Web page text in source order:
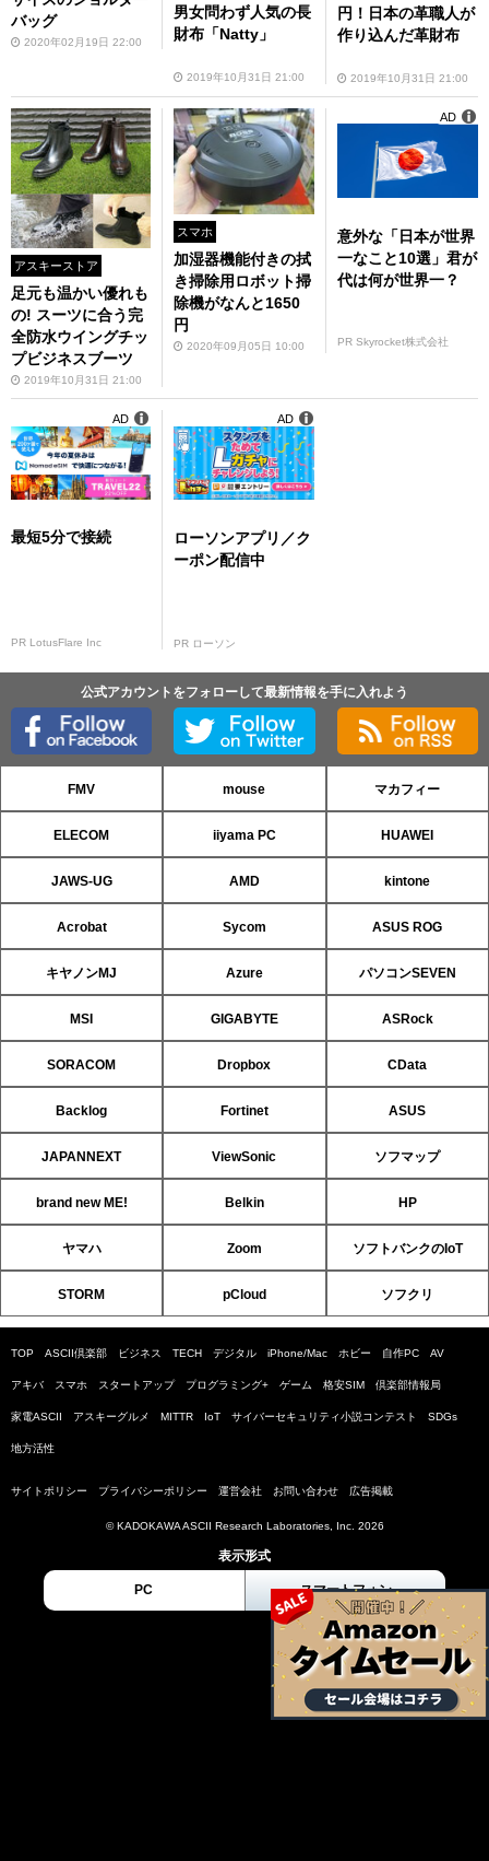
バッグ
2020年02月19日 22:00
男女問わず人気の長
財布「Natty」
2019年10月31日 21:00
円！日本の革職人が
作り込んだ革財布
2019年10月31日 21:00
アスキーストア
足元も温かい優れも
の! スーツに合う完
全防水ウイングチッ
プビジネスブーツ
2019年10月31日 21:00
スマホ
加湿器機能付きの拭
き掃除用ロボット掃
除機がなんと1650
円
2020年09月05日 10:00
意外な「日本が世界
一なこと10選」君が
代は何が世界一？
PR Skyrocket株式会社
AD
最短5分で接続
PR LotusFlare Inc
AD
ローソンアプリ／ク
ーポン配信中
PR ローソン
AD
公式アカウントをフォローして最新情報を手に入れよう
FMV mouse マカフィー
ELECOM iiyama PC HUAWEI
JAWS-UG AMD kintone
Acrobat Sycom ASUS ROG
キヤノンMJ Azure パソコンSEVEN
MSI GIGABYTE ASRock
SORACOM Dropbox CData
Backlog Fortinet ASUS
JAPANNEXT ViewSonic ソフマップ
brand new ME! Belkin HP
ヤマハ Zoom ソフトバンクのIoT
STORM pCloud ソフクリ
TOP ASCII倶楽部 ビジネス TECH デジタル iPhone/Mac ホビー 自作PC AV
アキバ スマホ スタートアップ プログラミング+ ゲーム 格安SIM 倶楽部情報局
家電ASCII アスキーグルメ MITTR IoT サイバーセキュリティ小説コンテスト SDGs
地方活性
サイトポリシー プライバシーポリシー 運営会社 お問い合わせ 広告掲載
© KADOKAWA ASCII Research Laboratories, Inc. 2026
表示形式
PC スマートフォン